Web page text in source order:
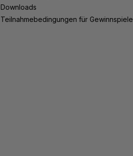
Downloads
Teilnahmebedingungen für Gewinnspiele